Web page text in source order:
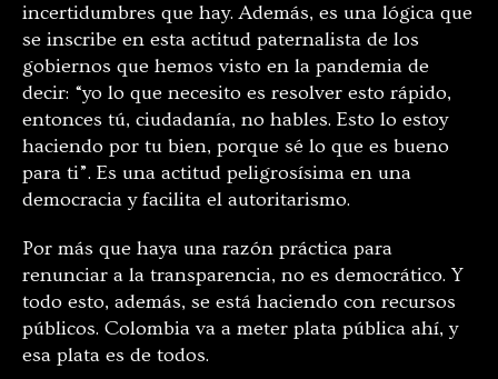
incertidumbres que hay. Además, es una lógica que
se inscribe en esta actitud paternalista de los
gobiernos que hemos visto en la pandemia de
decir: “yo lo que necesito es resolver esto rápido,
entonces tú, ciudadanía, no hables. Esto lo estoy
haciendo por tu bien, porque sé lo que es bueno
para ti”. Es una actitud peligrosísima en una
democracia y facilita el autoritarismo.
Por más que haya una razón práctica para
renunciar a la transparencia, no es democrático. Y
todo esto, además, se está haciendo con recursos
públicos. Colombia va a meter plata pública ahí, y
esa plata es de todos.